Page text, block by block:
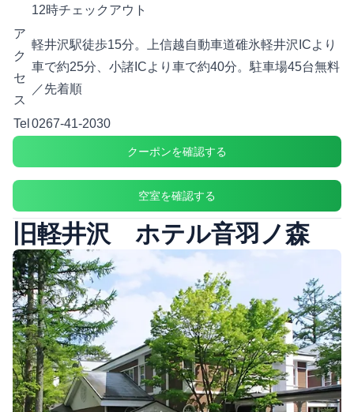
12時チェックアウト
ア
ク
セ
ス
軽井沢駅徒歩15分。上信越自動車道碓氷軽井沢ICより
車で約25分、小諸ICより車で約40分。駐車場45台無料
／先着順
Tel 0267-41-2030
クーポンを確認する
空室を確認する
旧軽井沢 ホテル音羽ノ森